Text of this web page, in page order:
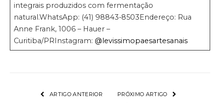
integrais produzidos com fermentação
natural.WhatsApp: (41) 98843-8503Endereço: Rua
Anne Frank, 1006 – Hauer –
Curitiba/PRInstagram: @levissimopaesartesanais
ARTIGO ANTERIOR PRÓXIMO ARTIGO